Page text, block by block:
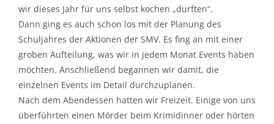
wir dieses Jahr für uns selbst kochen „durften“.
Dann ging es auch schon los mit der Planung des
Schuljahres der Aktionen der SMV. Es fing an mit einer
groben Aufteilung, was wir in jedem Monat Events haben
möchten. Anschließend begannen wir damit, die
einzelnen Events im Detail durchzuplanen.
Nach dem Abendessen hatten wir Freizeit. Einige von uns
überführten einen Mörder beim Krimidinner oder hörten